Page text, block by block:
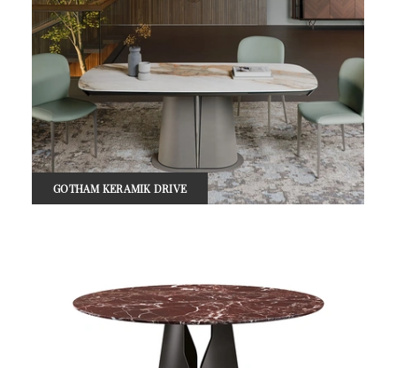
GOTHAM KERAMIK DRIVE